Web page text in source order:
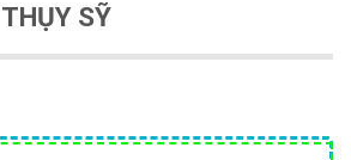
SỸ